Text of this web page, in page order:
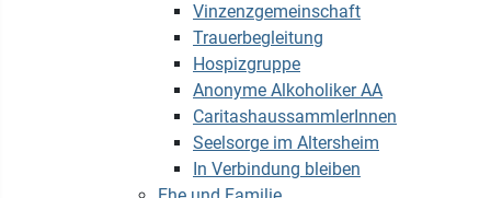
Vinzenzgemeinschaft
Trauerbegleitung
Hospizgruppe
Anonyme Alkoholiker AA
CaritashaussammlerInnen
Seelsorge im Altersheim
In Verbindung bleiben